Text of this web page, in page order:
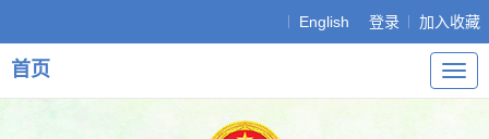
English 登录 加入收藏
导
航
首页